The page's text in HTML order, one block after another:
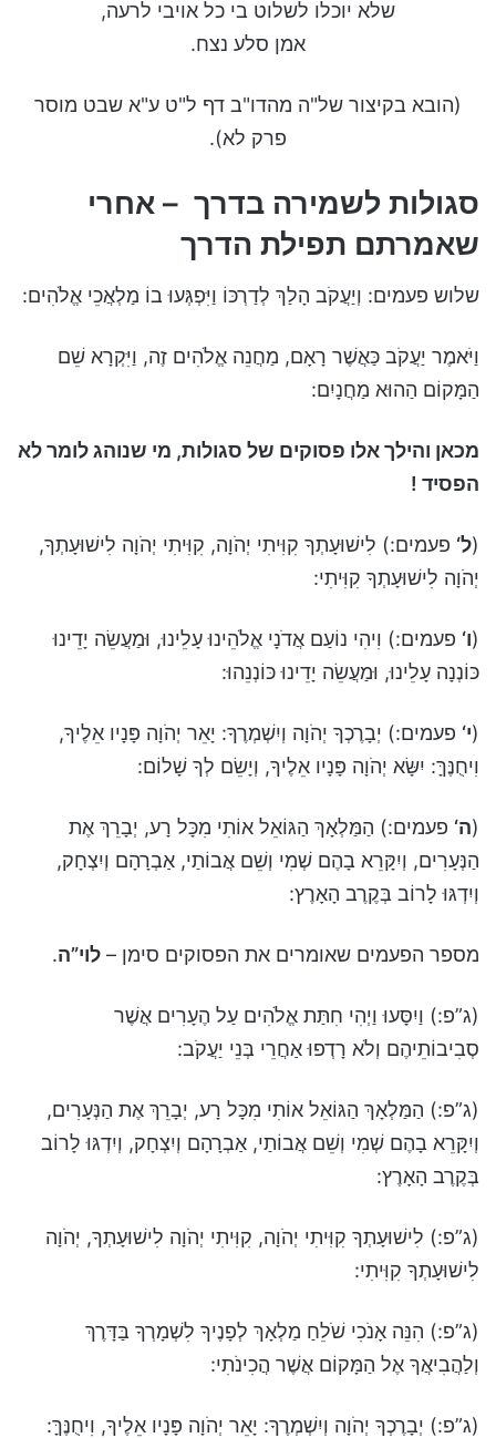
שלא יוכלו לשלוט בי כל אויבי לרעה,
אמן סלע נצח.
(הובא בקיצור של"ה מהדו"ב דף ל"ט ע"א שבט מוסר
פרק לא).
סגולות לשמירה בדרך – אחרי
שאמרתם תפילת הדרך
שלוש פעמים: וְיַעֲקֹב הָלַךְ לְדַרְכּוֹ וַיִּפְגְּעוּ בוֹ מַלְאֲכֵי אֱלֹהִים:
וַיֹּאמֶר יַעֲקֹב כַּאֲשֶׁר רָאָם, מַחֲנֵה אֱלֹהִים זֶה, וַיִּקְרָא שֵׁם
הַמָּקוֹם הַהוּא מַחֲנָיִם:
מכאן והילך אלו פסוקים של סגולות, מי שנוהג לומר לא
הפסיד !
(ל‘ פעמים:) לִישׁוּעָתְךָ קִוִּיתִי יְהֹוָה, קִוִּיתִי יְהֹוָה לִישׁוּעָתְךָ,
יְהֹוָה לִישׁוּעָתְךָ קִוִּיתִי:
(ו‘ פעמים:) וִיהִי נוֹעַם אֲדֹנָי אֱלֹהֵינוּ עָלֵינוּ, וּמַעֲשֵׂה יָדֵינוּ
כּוֹנְנָה עָלֵינוּ, וּמַעֲשֵׂה יָדֵינוּ כּוֹנְנֵהוּ:
(י‘ פעמים:) יְבָרֶכְךָ יְהֹוָה וְיִשְׁמְרֶךָ: יָאֵר יְהֹוָה פָּנָיו אֵלֶיךָ,
וִיחֻנֶּךָּ: יִשָּׂא יְהֹוָה פָּנָיו אֵלֶיךָ, וְיָשֵׂם לְךָ שָׁלוֹם:
(ה‘ פעמים:) הַמַּלְאָךְ הַגּוֹאֵל אוֹתִי מִכָּל רָע, יְבָרֵךְ אֶת
הַנְּעָרִים, וְיִקָּרֵא בָהֶם שְׁמִי וְשֵׁם אֲבוֹתַי, אַבְרָהָם וְיִצְחָק,
וְיִדְגּוּ לָרוֹב בְּקֶרֶב הָאָרֶץ:
מספר הפעמים שאומרים את הפסוקים סימן – לוי”ה.
(ג”פ:) וַיִסָּעוּ וַיְהִי חִתַּת אֱלֹהִים עַל הֶעָרִים אֲשֶׁר
סְבִיבוֹתֵיהֶם וְלֹא רָדְפוּ אַחֲרֵי בְּנֵי יַעֲקֹב:
(ג”פ:) הַמַּלְאָךְ הַגּוֹאֵל אוֹתִי מִכָּל רָע, יְבָרֵךְ אֶת הַנְּעָרִים,
וְיִקָּרֵא בָהֶם שְׁמִי וְשֵׁם אֲבוֹתַי, אַבְרָהָם וְיִצְחָק, וְיִדְגּוּ לָרוֹב
בְּקֶרֶב הָאָרֶץ:
(ג”פ:) לִישׁוּעָתְךָ קִוִּיתִי יְהֹוָה, קִוִּיתִי יְהֹוָה לִישׁוּעָתְךָ, יְהֹוָה
לִישׁוּעָתְךָ קִוִּיתִי:
(ג”פ:) הִנֵּה אָנֹכִי שֹׁלֵחַ מַלְאָךְ לְפָנֶיךָ לִשְׁמָרְךָ בַּדָּרֶךְ
וְלַהֲבִיאֲךָ אֶל הַמָּקוֹם אֲשֶׁר הֲכִינֹתִי:
(ג”פ:) יְבָרֶכְךָ יְהֹוָה וְיִשְׁמְרֶךָ: יָאֵר יְהֹוָה פָּנָיו אֵלֶיךָ, וִיחֻנֶּךָּ: